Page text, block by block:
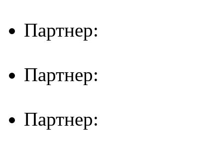
Партнер:
Партнер:
Партнер: